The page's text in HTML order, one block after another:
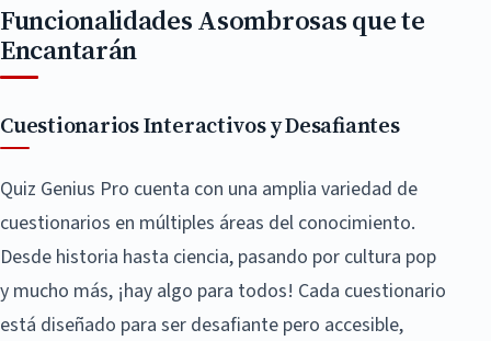
Funcionalidades Asombrosas que te
Encantarán
Cuestionarios Interactivos y Desafiantes
Quiz Genius Pro cuenta con una amplia variedad de
cuestionarios en múltiples áreas del conocimiento.
Desde historia hasta ciencia, pasando por cultura pop
y mucho más, ¡hay algo para todos! Cada cuestionario
está diseñado para ser desafiante pero accesible,